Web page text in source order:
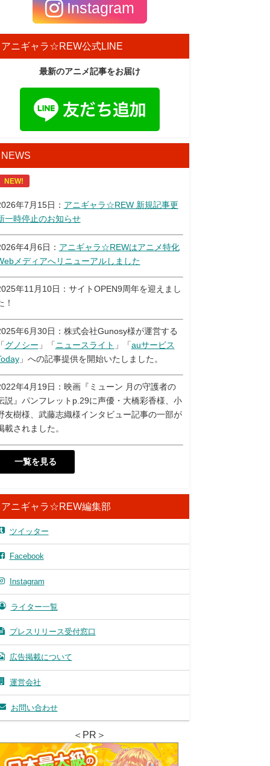
Instagram
アニギャラ☆REW公式LINE
最新のアニメ記事をお届け
NEWS
NEW!
年7月15日： アニギャラ☆REW 新規記事更
一時停止のお知らせ
年4月6日： アニギャラ☆REWはアニメ特化
メディアへリニューアルしました
年11月10日：サイトOPEN9周年を迎えまし
！
年6月30日：株式会社Gunosy様が運営する
グノシー 」「 ニュースライト 」「auサービス
」への記事提供を開始いたしました。
年4月19日：映画『ミューン 月の守護者の
説』パンフレットp.29に声優・大橋彩香様、小
友樹様、武藤志織様インタビュー記事の一部が
載されました。
一覧を見る
アニギャラ☆REW編集部
ツイッター
Facebook
Instagram
ライター一覧
プレスリリース受付窓口
広告掲載について
運営会社
お問い合わせ
＜PR＞